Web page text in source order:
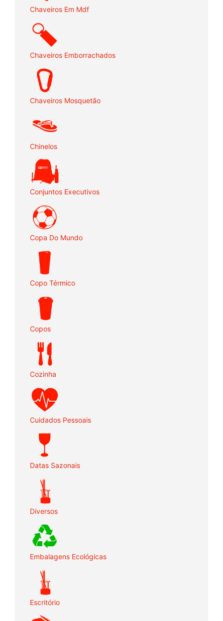
Chaveiros Em Mdf
Chaveiros Emborrachados
Chaveiros Mosquetão
Chinelos
Conjuntos Executivos
Copa Do Mundo
Copo Térmico
Copos
Cozinha
Cuidados Pessoais
Datas Sazonais
Diversos
Embalagens Ecológicas
Escritório